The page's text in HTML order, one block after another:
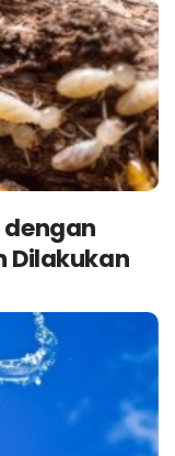
Dilakukan